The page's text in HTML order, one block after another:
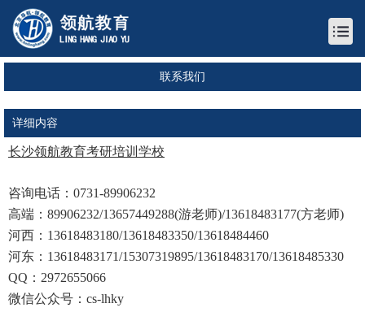
联系我们
详细内容
长沙领航教育考研培训学校
咨询电话：0731-89906232
高端：89906232/13657449288(游老师)/13618483177(方老师)
河西：13618483180/13618483350/13618484460
河东：13618483171/15307319895/13618483170/13618485330
QQ：2972655066
微信公众号：cs-lhky